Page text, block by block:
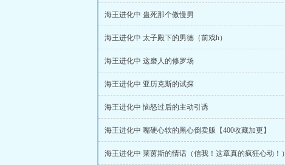
海王进化中 蛊死那个傲慢男
海王进化中 太子殿下的男德（前戏h）
海王进化中 这磨人的修罗场
海王进化中 亚历克斯的试探
海王进化中 恼怒过后的主动引诱
海王进化中 嘴硬心软的黑心倒卖贩【400收藏加更】
海王进化中 莱茵斯的情话（信我！这章真的疯狂心动！）